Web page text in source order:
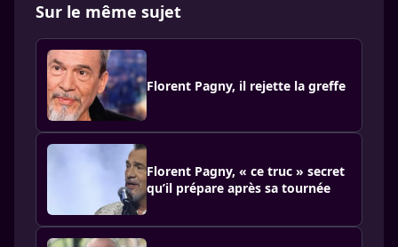
Sur le même sujet
Florent Pagny, il rejette la greffe
Florent Pagny, « ce truc » secret
qu’il prépare après sa tournée